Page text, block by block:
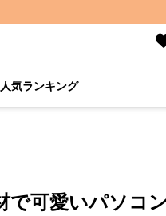
人気ランキング
で可愛いパソコ